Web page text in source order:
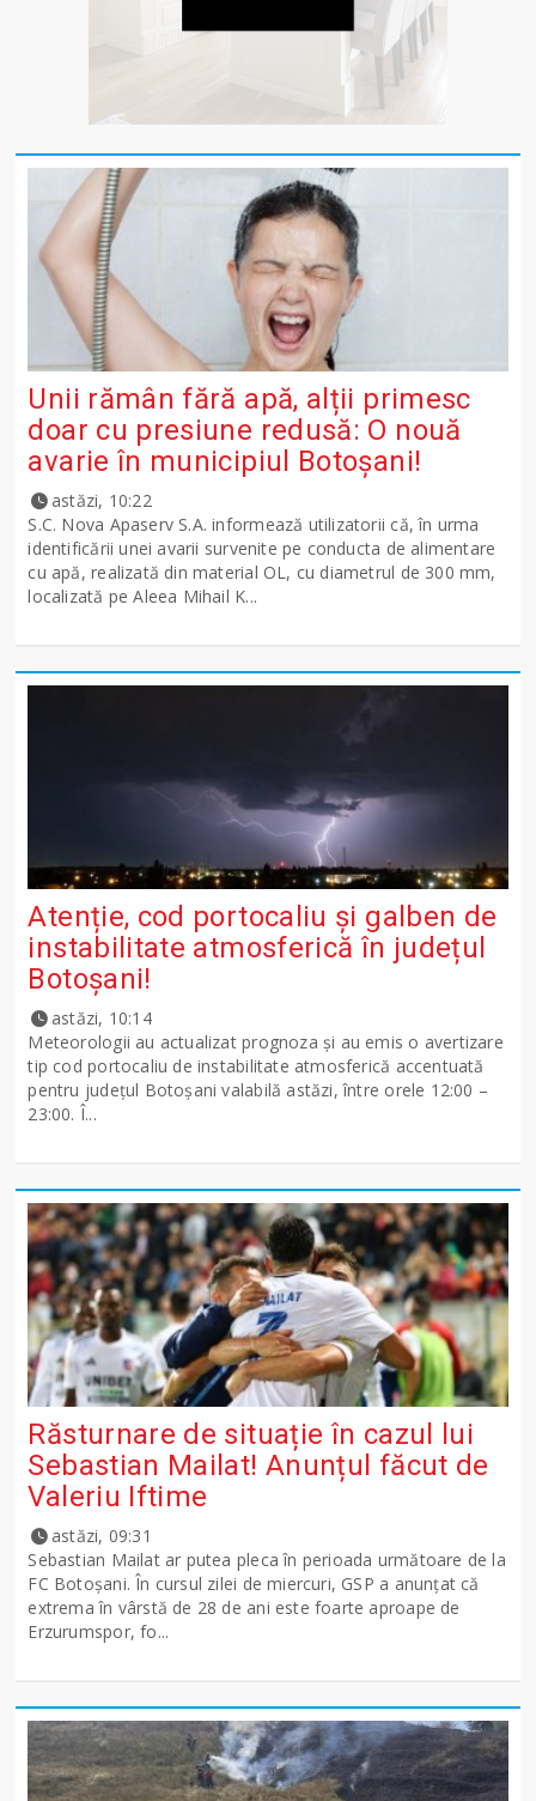
Unii rămân fără apă, alții primesc
doar cu presiune redusă: O nouă
avarie în municipiul Botoșani!
astăzi, 10:22
S.C. Nova Apaserv S.A. informează utilizatorii că, în urma
identificării unei avarii survenite pe conducta de alimentare
cu apă, realizată din material OL, cu diametrul de 300 mm,
localizată pe Aleea Mihail K...
Atenție, cod portocaliu și galben de
instabilitate atmosferică în județul
Botoșani!
astăzi, 10:14
Meteorologii au actualizat prognoza și au emis o avertizare
tip cod portocaliu de instabilitate atmosferică accentuată
pentru județul Botoșani valabilă astăzi, între orele 12:00 –
23:00. Î...
Răsturnare de situație în cazul lui
Sebastian Mailat! Anunțul făcut de
Valeriu Iftime
astăzi, 09:31
Sebastian Mailat ar putea pleca în perioada următoare de la
FC Botoșani. În cursul zilei de miercuri, GSP a anunțat că
extrema în vârstă de 28 de ani este foarte aproape de
Erzurumspor, fo...